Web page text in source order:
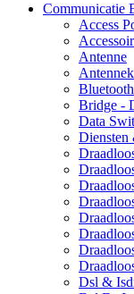
Communicatie
Access
Antenne
Bluetooth
Bridge -
Data
Diensten
Dsl &